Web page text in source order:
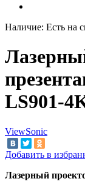
Наличие: Есть на
LS901-
ViewSonic
Добавить в
Лазерный